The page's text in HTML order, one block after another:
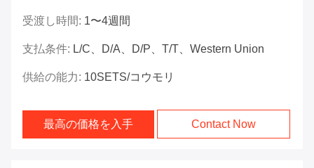
受渡し時間: 1〜4週間
支払条件: L/C、D/A、D/P、T/T、Western Union
供給の能力: 10SETS/コウモリ
最高の価格を入手 Contact Now